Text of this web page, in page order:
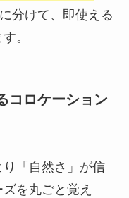
分けて、即使える
。
コロケーション
「自然さ」が信
を丸ごと覚え